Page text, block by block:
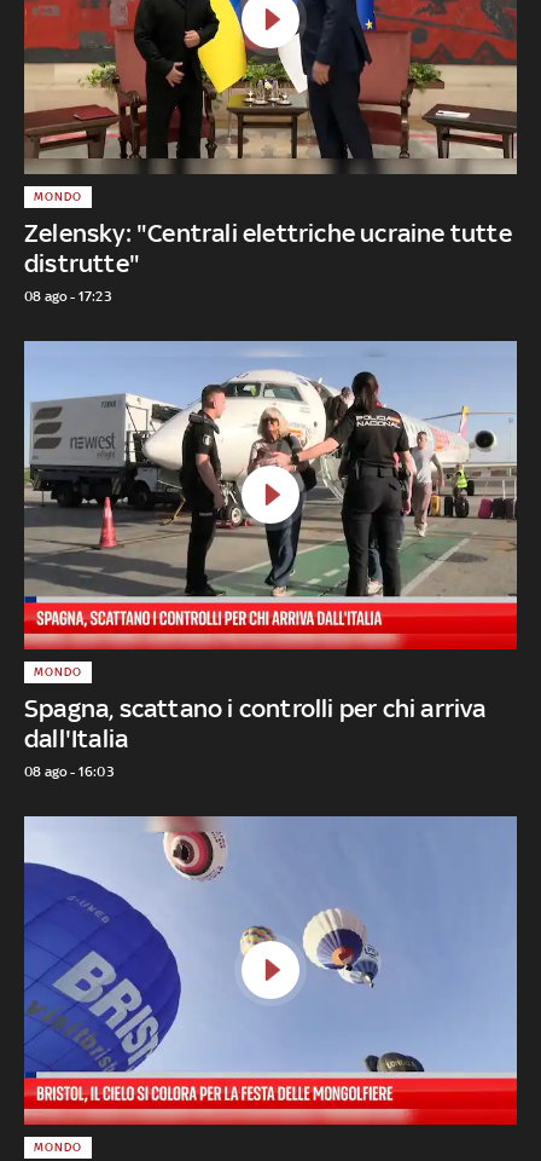
Zelensky: "Centrali elettriche ucraine tutte
distrutte"
MONDO
08 ago - 17:23
Spagna, scattano i controlli per chi arriva
dall'Italia
MONDO
08 ago - 16:03
MONDO